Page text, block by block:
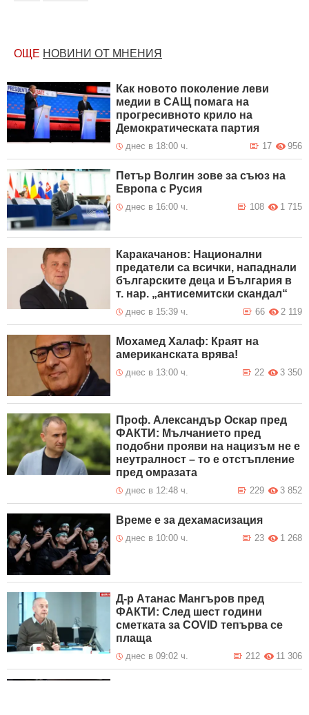
ОЩЕ НОВИНИ ОТ МНЕНИЯ
Как новото поколение леви
медии в САЩ помага на
прогресивното крило на
Демократическата партия
днес в 18:00 ч. 956
17
Петър Волгин зове за съюз на
Европа с Русия
днес в 16:00 ч. 1 715
108
Каракачанов: Национални
предатели са всички, нападнали
българските деца и България в
т. нар. „антисемитски скандал“
днес в 15:39 ч. 2 119
66
Мохамед Халаф: Краят на
американската врява!
днес в 13:00 ч. 3 350
22
Проф. Александър Оскар пред
ФАКТИ: Мълчанието пред
подобни прояви на нацизъм не е
неутралност – то е отстъпление
пред омразата
днес в 12:48 ч. 3 852
229
Време е за дехамасизация
днес в 10:00 ч. 1 268
23
Д-р Атанас Мангъров пред
ФАКТИ: След шест години
сметката за COVID тепърва се
плаща
днес в 09:02 ч. 11 306
212